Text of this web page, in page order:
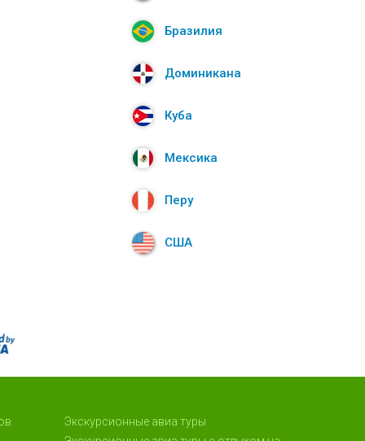
Бразилия
Доминикана
Куба
Мексика
Перу
США
Экскурсионные авиа туры